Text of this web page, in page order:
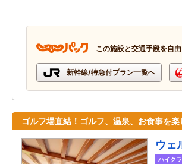
この施設と交通手段を自
新幹線/特急付プラン一覧へ
ゴルフ場直結！ゴルフ、温泉、お食事を
ウェ
ハイク